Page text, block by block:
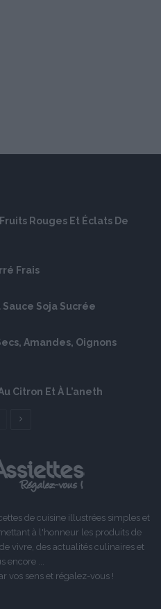
Rouges Et Éclats De
Frais
Sauce Soja Sucrée
Amandes, Oignons
Citron Et À L’aneth
Page
de cuisine illustrées simples et
à l'honneur les produits de
vivre, des actualités culinaires et
encore ...
vos sens et régalez-vous !